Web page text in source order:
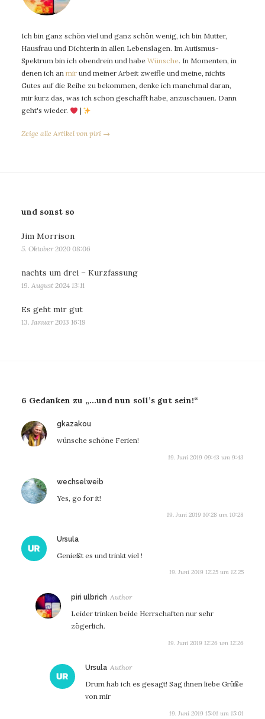
Ich bin ganz schön viel und ganz schön wenig, ich bin Mutter,
Hausfrau und Dichterin in allen Lebenslagen. Im Autismus-
Spektrum bin ich obendrein und habe Wünsche. In Momenten, in
denen ich an mir und meiner Arbeit zweifle und meine, nichts
Gutes auf die Reihe zu bekommen, denke ich manchmal daran,
mir kurz das, was ich schon geschafft habe, anzuschauen. Dann
geht's wieder.
|
Zeige alle Artikel von piri →
und sonst so
Jim Morrison
5. Oktober 2020 08:06
nachts um drei – Kurzfassung
19. August 2024 13:11
Es geht mir gut
13. Januar 2013 16:19
6 Gedanken zu „…und nun soll’s gut sein!“
gkazakousagt:
wünsche schöne Ferien!
19. Juni 2019 09:43 um 9:43
wechselweib
Yes, go for it!
19. Juni 2019 10:28 um 10:28
Ursulasagt:
Genießt es und trinkt viel !
19. Juni 2019 12:25 um 12:25
piri ulbrich sagt:
Leider trinken beide Herrschaften nur sehr
zögerlich.
19. Juni 2019 12:26 um 12:26
Ursula sagt:
Drum hab ich es gesagt! Sag ihnen liebe Grüße
von mir
19. Juni 2019 15:01 um 15:01